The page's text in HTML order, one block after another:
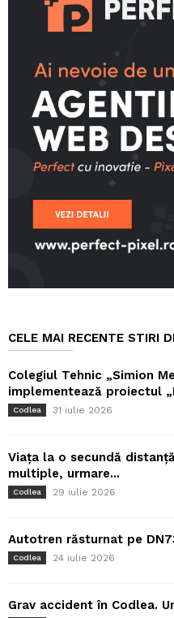
CELE MAI RECENTE STIRI
Colegiul Tehnic „Simion
implementează proiectul
Codlea 31 iulie 2026
Viața la o secundă
multiple, urmare...
Codlea 29 iulie 2026
Autotren răsturnat pe
Codlea 24 iulie 2026
Grav accident în Codlea.